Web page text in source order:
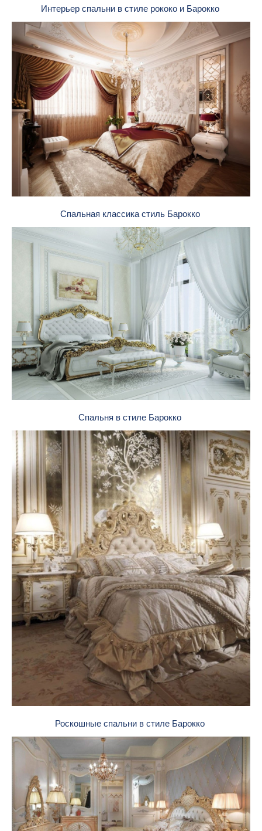
Интерьер спальни в стиле рококо и Барокко
Спальная классика стиль Барокко
Спальня в стиле Барокко
Роскошные спальни в стиле Барокко